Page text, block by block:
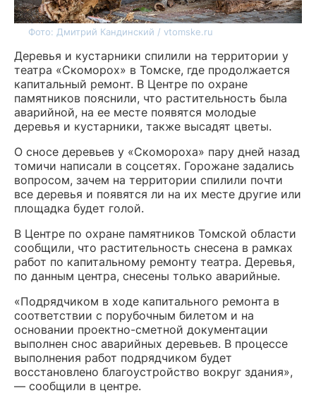
Фото: Дмитрий Кандинский / vtomske.ru
Деревья и кустарники спилили на территории у
театра «Скоморох» в Томске, где продолжается
капитальный ремонт. В Центре по охране
памятников пояснили, что растительность была
аварийной, на ее месте появятся молодые
деревья и кустарники, также высадят цветы.
О сносе деревьев у «Скомороха» пару дней назад
томичи написали в соцсетях. Горожане задались
вопросом, зачем на территории спилили почти
все деревья и появятся ли на их месте другие или
площадка будет голой.
В Центре по охране памятников Томской области
сообщили, что растительность снесена в рамках
работ по капитальному ремонту театра. Деревья,
по данным центра, снесены только аварийные.
«Подрядчиком в ходе капитального ремонта в
соответствии с порубочным билетом и на
основании проектно-сметной документации
выполнен снос аварийных деревьев. В процессе
выполнения работ подрядчиком будет
восстановлено благоустройство вокруг здания»,
— сообщили в центре.